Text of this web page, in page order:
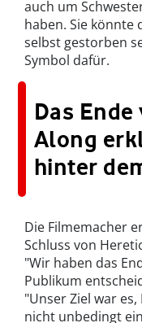
auch um
haben. Sie könnte
selbst gestorben
Symbol dafür.
Das
Along
hinter
Die Filmemacher
Schluss von
"Wir haben das
Publikum
"Unser Ziel war
nicht unbedingt